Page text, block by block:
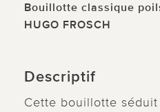
Bouillotte classique
HUGO FROSCH
Descriptif
Cette bouillotte séduit